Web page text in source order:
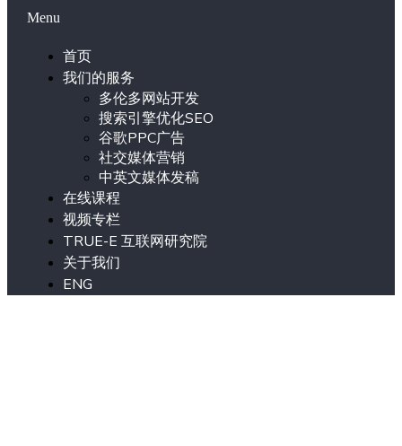
Menu
首页
我们的服务
多伦多网站开发
搜索引擎优化SEO
谷歌PPC广告
社交媒体营销
中英文媒体发稿
在线课程
视频专栏
TRUE-E 互联网研究院
关于我们
ENG